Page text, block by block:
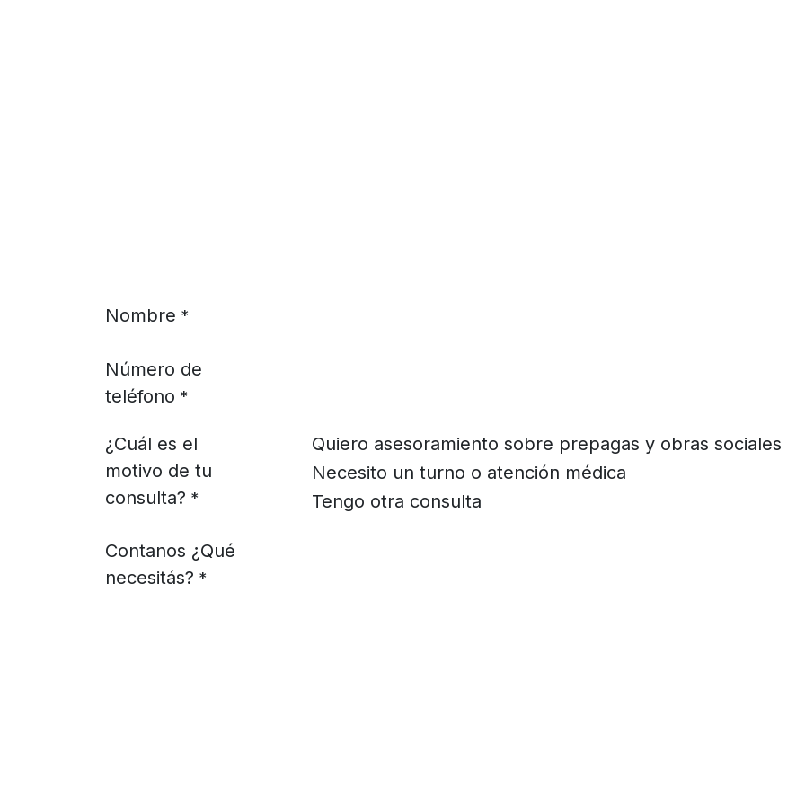
Nombre *
Número de
teléfono *
¿Cuál es el
motivo de tu
consulta? *
Quiero asesoramiento sobre prepagas y obras sociales
Necesito un turno o atención médica
Tengo otra consulta
Contanos ¿Qué
necesitás? *